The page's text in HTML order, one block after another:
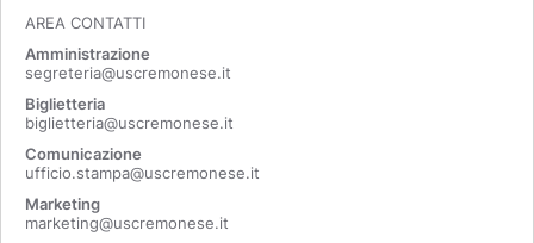
AREA CONTATTI
Amministrazione
segreteria@uscremonese.it
Biglietteria
biglietteria@uscremonese.it
Comunicazione
ufficio.stampa@uscremonese.it
Marketing
marketing@uscremonese.it